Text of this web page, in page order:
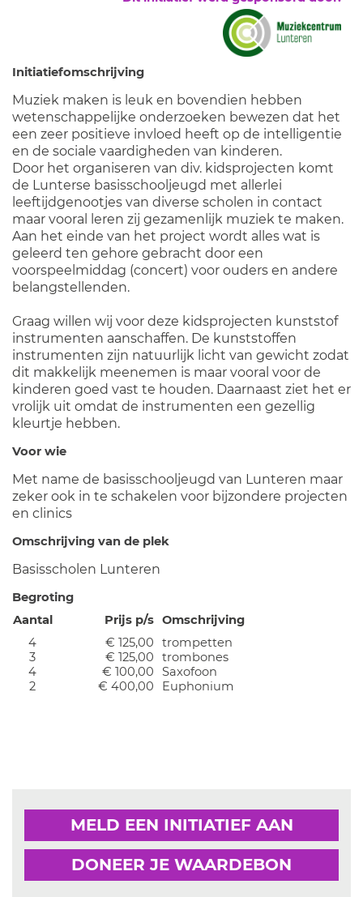
Initiatiefomschrijving
Muziek maken is leuk en bovendien hebben
wetenschappelijke onderzoeken bewezen dat het
een zeer positieve invloed heeft op de intelligentie
en de sociale vaardigheden van kinderen.
Door het organiseren van div. kidsprojecten komt
de Lunterse basisschooljeugd met allerlei
leeftijdgenootjes van diverse scholen in contact
maar vooral leren zij gezamenlijk muziek te maken.
Aan het einde van het project wordt alles wat is
geleerd ten gehore gebracht door een
voorspeelmiddag (concert) voor ouders en andere
belangstellenden.
Graag willen wij voor deze kidsprojecten kunststof
instrumenten aanschaffen. De kunststoffen
instrumenten zijn natuurlijk licht van gewicht zodat
dit makkelijk meenemen is maar vooral voor de
kinderen goed vast te houden. Daarnaast ziet het er
vrolijk uit omdat de instrumenten een gezellig
kleurtje hebben.
Voor wie
Met name de basisschooljeugd van Lunteren maar
zeker ook in te schakelen voor bijzondere projecten
en clinics
Omschrijving van de plek
Basisscholen Lunteren
Begroting
Aantal
Prijs p/s Omschrijving
4
€ 125,00
trompetten
3
€ 125,00
trombones
4
€ 100,00
Saxofoon
2
€ 400,00 Euphonium
MELD EEN INITIATIEF AAN
DONEER JE WAARDEBON